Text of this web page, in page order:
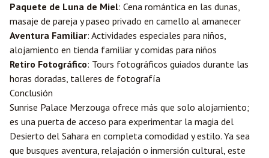
Paquete de Luna de Miel: Cena romántica en las dunas,
masaje de pareja y paseo privado en camello al amanecer
Aventura Familiar: Actividades especiales para niños,
alojamiento en tienda familiar y comidas para niños
Retiro Fotográfico: Tours fotográficos guiados durante las
horas doradas, talleres de fotografía
Conclusión
Sunrise Palace Merzouga ofrece más que solo alojamiento;
es una puerta de acceso para experimentar la magia del
Desierto del Sahara en completa comodidad y estilo. Ya sea
que busques aventura, relajación o inmersión cultural, este